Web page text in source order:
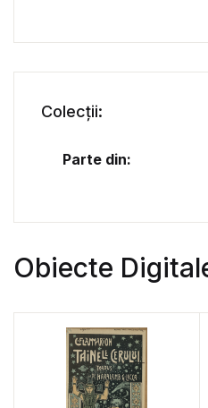
Colecții:
Parte din:
Obiecte